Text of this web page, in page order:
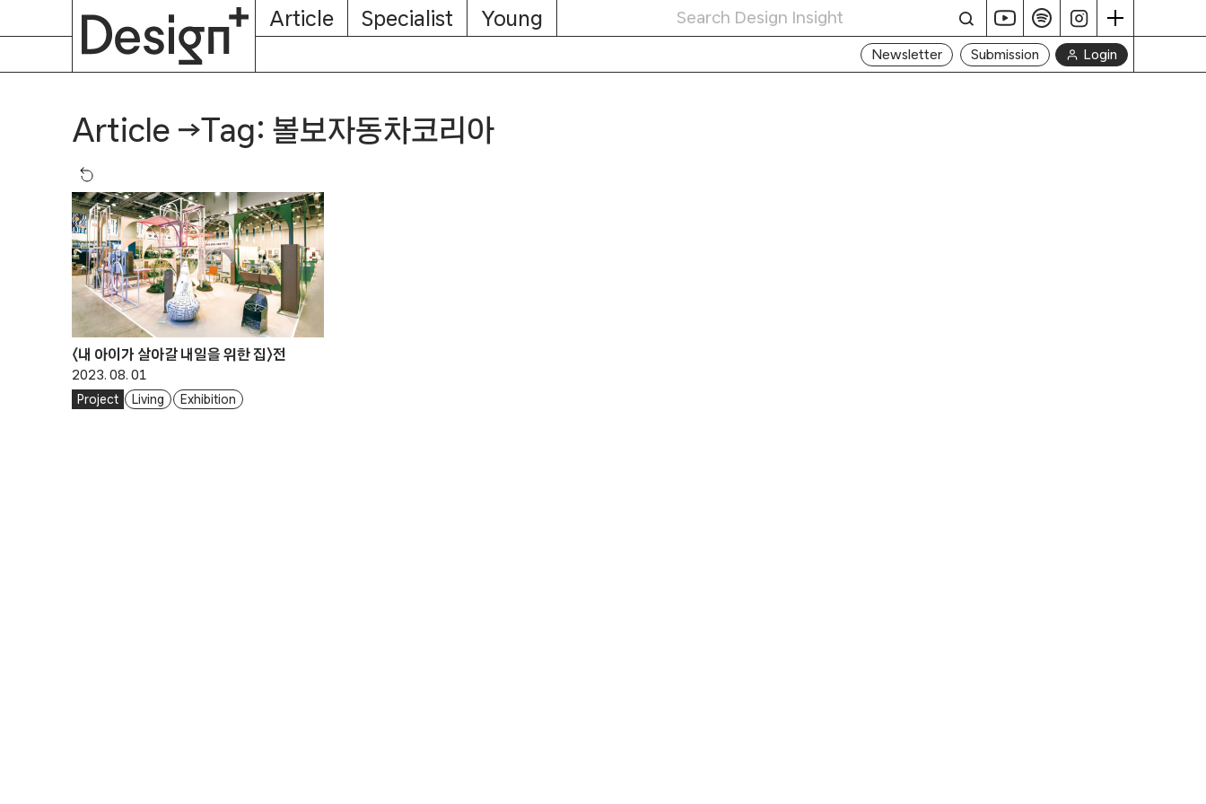
Article Specialist Young
Newsletter Submission Login
Article →Tag: 볼보자동차코리아
〈내 아이가 살아갈 내일을 위한 집〉전
2023. 08. 01
Project Living Exhibition
About
Subscription
Magazine